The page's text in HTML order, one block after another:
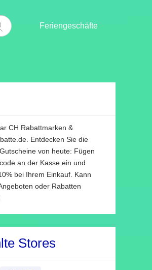
Feriengeschäfte
CH Rabattmarken &
Entdecken Sie die
von heute: Fügen
an der Kasse ein und
bei Ihrem Einkauf. Kann
oder Rabatten
Stores